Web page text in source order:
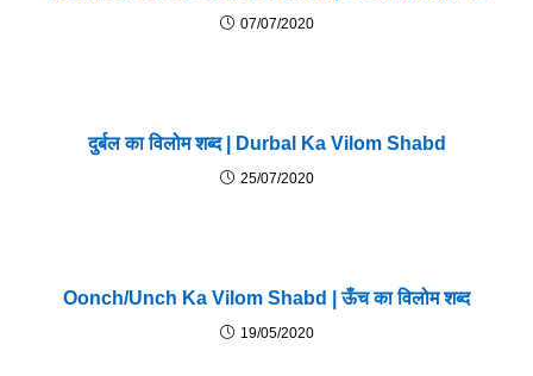
07/07/2020
दुर्बल का विलोम शब्द | Durbal Ka Vilom Shabd
25/07/2020
Oonch/Unch Ka Vilom Shabd | ऊँच का विलोम शब्द
19/05/2020